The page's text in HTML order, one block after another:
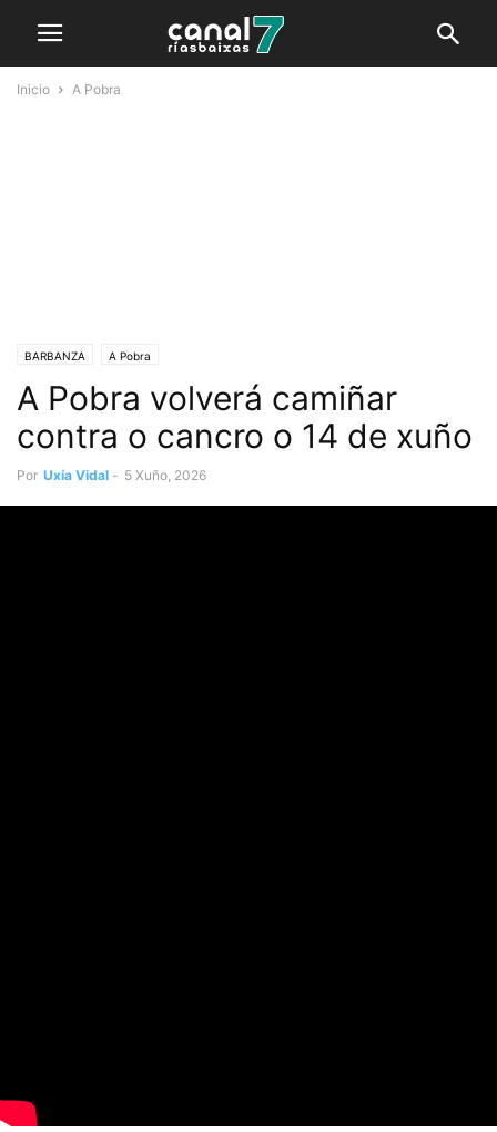
Inicio A Pobra
BARBANZA A Pobra
A Pobra volverá camiñar
contra o cancro o 14 de xuño
Por Uxía Vidal - 5 Xuño, 2026